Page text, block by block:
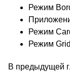
Режим
Режим
Режим
В предыдущей